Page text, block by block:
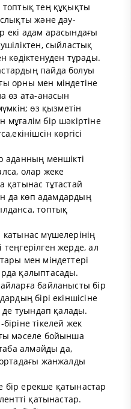
тең құқықты
және дау-
екі адам арасындағы
сыйластық
көдіктенуден тұрады.
пайда болуы
орны мен міндетіне
өз ата-анасын
өз қызметін
бір шәкіртіне
көргісі
аданның меншікті
олар жеке
қатынас тұтастай
да көп адамдардың
топтық
мүшелерінің
жерде, ал
мен міндеттері
қалыптасады.
байланысты бір
бірі екіншісіне
де туындап қалады.
тікелей жек
мәселе бойынша
таба алмайды да,
жанжалды
ерекше қатынастар
қатынастар.